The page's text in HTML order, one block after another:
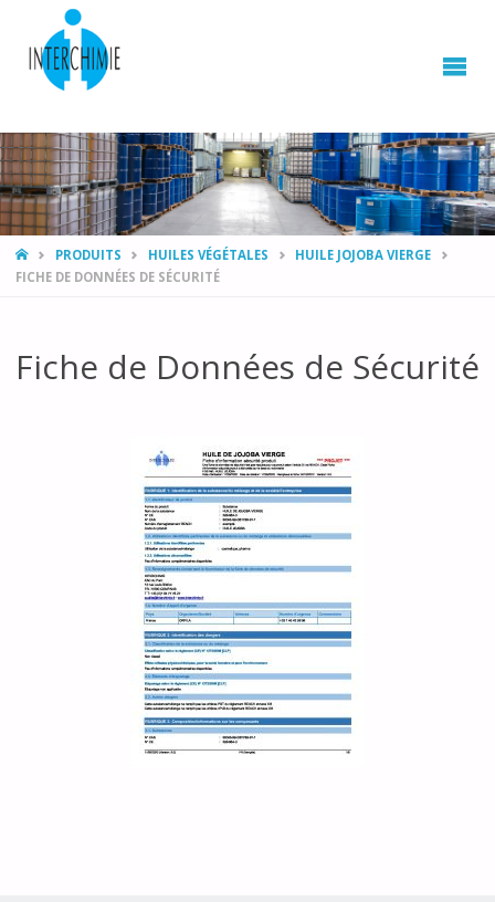
HOMEPRODUITS HUILES VÉGÉTALES
HUILE JOJOBA VIERGE
FICHE DE DONNÉES DE SÉCURITÉ
Fiche de Données de Sécurité